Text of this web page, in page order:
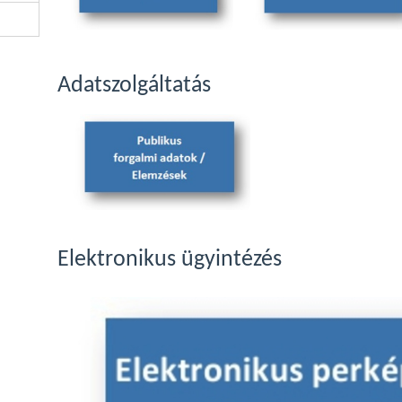
Adatszolgáltatás
Elektronikus ügyintézés